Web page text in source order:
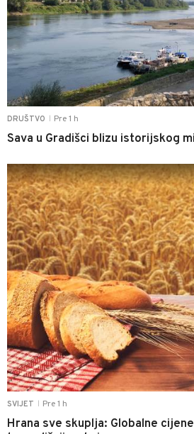
DRUŠTVO Pre 1 h
Sava u Gradišci blizu istorijskog
SVIJET Pre 1 h
Hrana sve skuplja: Globalne